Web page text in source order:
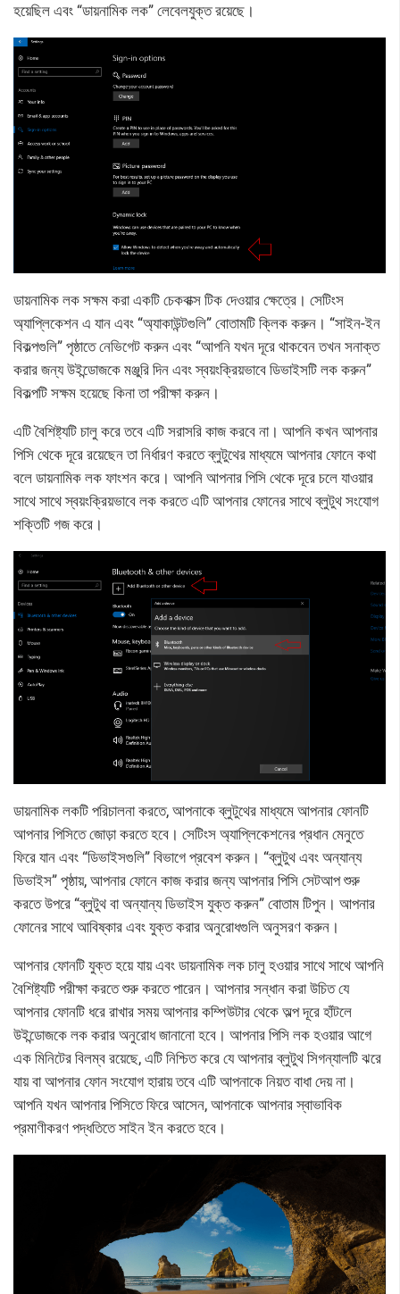
হয়েছিল এবং “ডায়নামিক লক” লেবেলযুক্ত রয়েছে।
ডায়নামিক লক সক্ষম করা একটি চেকবাক্স টিক দেওয়ার ক্ষেত্রে। সেটিংস
অ্যাপ্লিকেশন এ যান এবং “অ্যাকাউন্টগুলি” বোতামটি ক্লিক করুন। “সাইন-ইন
বিকল্পগুলি” পৃষ্ঠাতে নেভিগেট করুন এবং “আপনি যখন দূরে থাকবেন তখন সনাক্ত
করার জন্য উইন্ডোজকে মঞ্জুরি দিন এবং স্বয়ংক্রিয়ভাবে ডিভাইসটি লক করুন”
বিকল্পটি সক্ষম হয়েছে কিনা তা পরীক্ষা করুন।
এটি বৈশিষ্ট্যটি চালু করে তবে এটি সরাসরি কাজ করবে না। আপনি কখন আপনার
পিসি থেকে দূরে রয়েছেন তা নির্ধারণ করতে ব্লুটুথের মাধ্যমে আপনার ফোনে কথা
বলে ডায়নামিক লক ফাংশন করে। আপনি আপনার পিসি থেকে দূরে চলে যাওয়ার
সাথে সাথে স্বয়ংক্রিয়ভাবে লক করতে এটি আপনার ফোনের সাথে ব্লুটুথ সংযোগ
শক্তিটি গজ করে।
ডায়নামিক লকটি পরিচালনা করতে, আপনাকে ব্লুটুথের মাধ্যমে আপনার ফোনটি
আপনার পিসিতে জোড়া করতে হবে। সেটিংস অ্যাপ্লিকেশনের প্রধান মেনুতে
ফিরে যান এবং “ডিভাইসগুলি” বিভাগে প্রবেশ করুন। “ব্লুটুথ এবং অন্যান্য
ডিভাইস” পৃষ্ঠায়, আপনার ফোনে কাজ করার জন্য আপনার পিসি সেটআপ শুরু
করতে উপরে “ব্লুটুথ বা অন্যান্য ডিভাইস যুক্ত করুন” বোতাম টিপুন। আপনার
ফোনের সাথে আবিষ্কার এবং যুক্ত করার অনুরোধগুলি অনুসরণ করুন।
আপনার ফোনটি যুক্ত হয়ে যায় এবং ডায়নামিক লক চালু হওয়ার সাথে সাথে আপনি
বৈশিষ্ট্যটি পরীক্ষা করতে শুরু করতে পারেন। আপনার সন্ধান করা উচিত যে
আপনার ফোনটি ধরে রাখার সময় আপনার কম্পিউটার থেকে অল্প দূরে হাঁটলে
উইন্ডোজকে লক করার অনুরোধ জানানো হবে। আপনার পিসি লক হওয়ার আগে
এক মিনিটের বিলম্ব রয়েছে, এটি নিশ্চিত করে যে আপনার ব্লুটুথ সিগন্যালটি ঝরে
যায় বা আপনার ফোন সংযোগ হারায় তবে এটি আপনাকে নিয়ত বাধা দেয় না।
আপনি যখন আপনার পিসিতে ফিরে আসেন, আপনাকে আপনার স্বাভাবিক
প্রমাণীকরণ পদ্ধতিতে সাইন ইন করতে হবে।